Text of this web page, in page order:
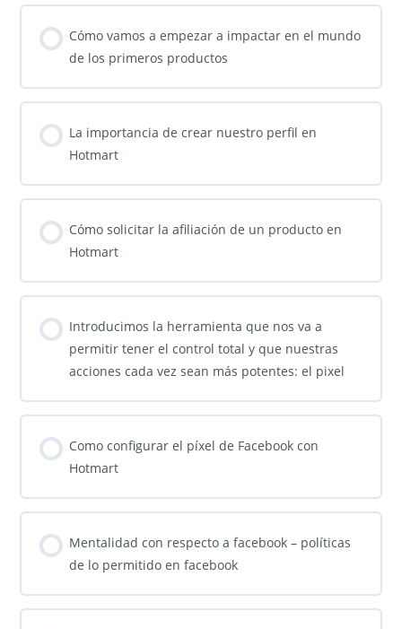
Cómo vamos a empezar a impactar en el mundo
de los primeros productos
La importancia de crear nuestro perfil en
Hotmart
Cómo solicitar la afiliación de un producto en
Hotmart
Introducimos la herramienta que nos va a
permitir tener el control total y que nuestras
acciones cada vez sean más potentes: el pixel
Como configurar el píxel de Facebook con
Hotmart
Mentalidad con respecto a facebook – políticas
de lo permitido en facebook